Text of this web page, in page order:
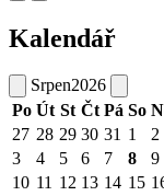
Kalendář
Srpen2026
Po Út St Čt Pá So
27 28 29 30 31 1
2
3
4 5 6 7 8
9
10 11 12 13 14 15